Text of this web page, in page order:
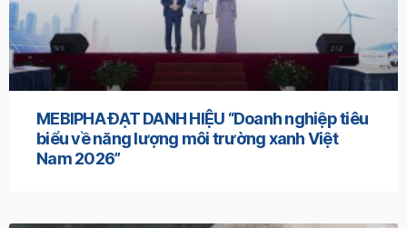
MEBIPHA ĐẠT DANH HIỆU “Doanh nghiệp tiêu
biểu về năng lượng môi trường xanh Việt
Nam 2026”